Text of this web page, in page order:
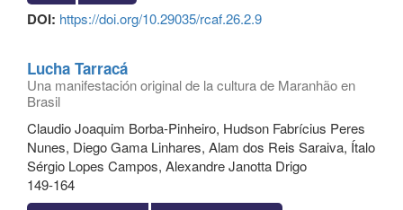
DOI: https://doi.org/10.29035/rcaf.26.2.9
Lucha Tarracá
Una manifestación original de la cultura de Maranhão en
Brasil
Claudio Joaquim Borba-Pinheiro, Hudson Fabrícius Peres
Nunes, Diego Gama Linhares, Alam dos Reis Saraiva, Ítalo
Sérgio Lopes Campos, Alexandre Janotta Drigo
149-164